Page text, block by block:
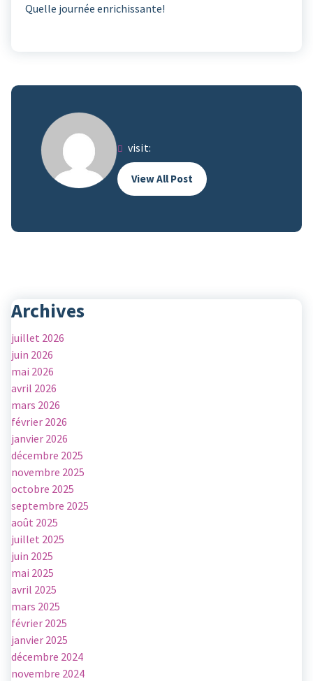
Quelle journée enrichissante!
visit:
View All Post
Archives
juillet 2026
juin 2026
mai 2026
avril 2026
mars 2026
février 2026
janvier 2026
décembre 2025
novembre 2025
octobre 2025
septembre 2025
août 2025
juillet 2025
juin 2025
mai 2025
avril 2025
mars 2025
février 2025
janvier 2025
décembre 2024
novembre 2024